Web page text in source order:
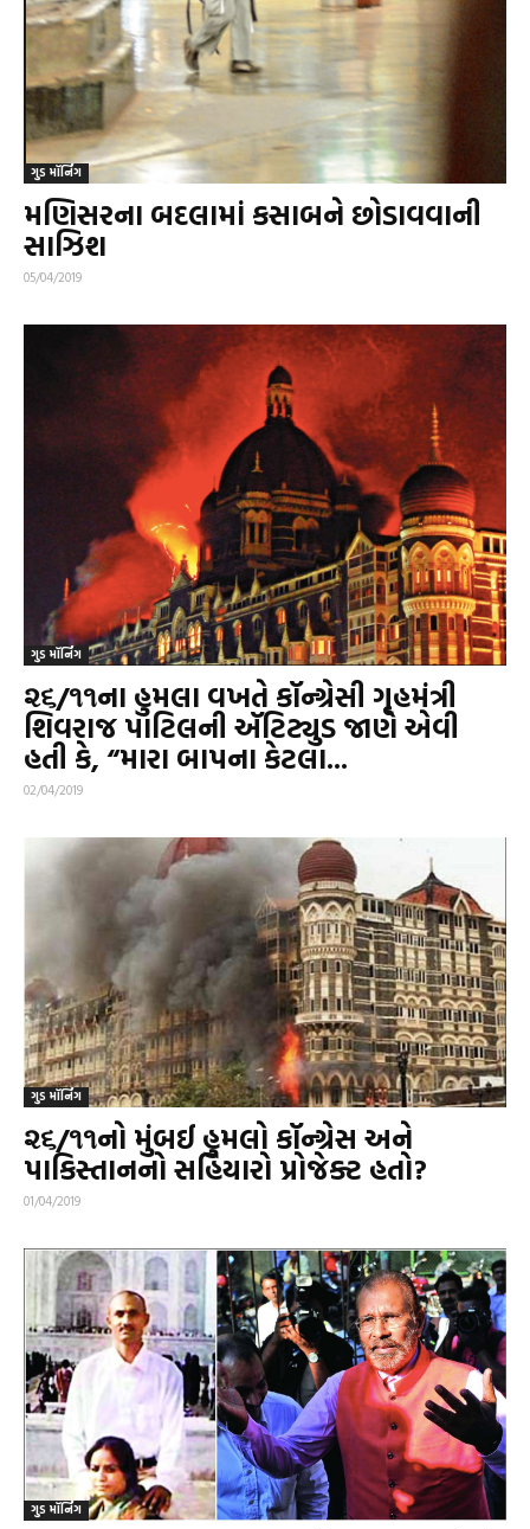
ગુડ મૉર્નિંગ
મણિસરના બદલામાં કસાબને છોડાવવાની
સાઝિશ
05/04/2019
ગુડ મૉર્નિંગ
૨૬/૧૧ના હુમલા વખતે કૉન્ગ્રેસી ગૃહમંત્રી
શિવરાજ પાટિલની ઍટિટ્યુડ જાણે એવી
હતી કે, “મારા બાપના કેટલા...
02/04/2019
ગુડ મૉર્નિંગ
૨૬/૧૧નો મુંબઈ હુમલો કૉન્ગ્રેસ અને
પાકિસ્તાનનો સહિયારો પ્રોજેક્ટ હતો?
01/04/2019
ગુડ મૉર્નિંગ